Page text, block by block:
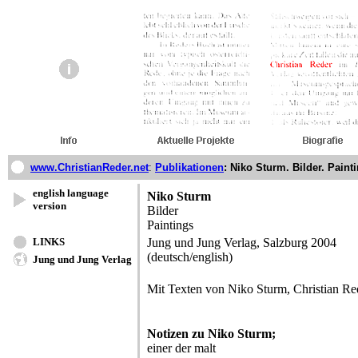
www.ChristianReder.net: Publikationen: Niko Sturm. Bilder.
english language
version
LINKS
Jung und Jung Verlag
Niko Sturm
Bilder
Paintings
Jung und Jung Verlag, Salzburg 2004
(deutsch/english)
Mit Texten von Niko Sturm, Christian
Notizen zu Niko Sturm;
einer der malt